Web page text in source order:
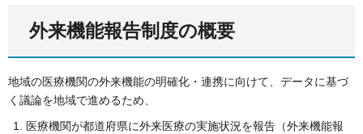
外来機能報告制度の概要
地域の医療機関の外来機能の明確化・連携に向けて、データに基づ
く議論を地域で進めるため、
医療機関が都道府県に外来医療の実施状況を報告（外来機能報